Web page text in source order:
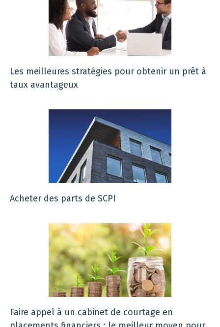
Les meilleures stratégies pour obtenir un prêt à
taux avantageux
Acheter des parts de SCPI
Faire appel à un cabinet de courtage en